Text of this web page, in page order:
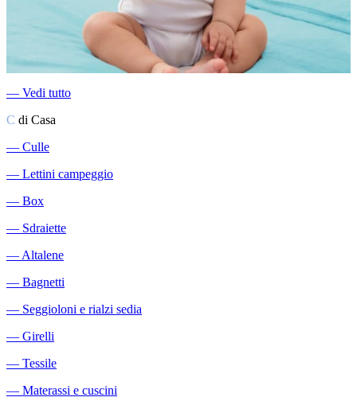
― Vedi tutto
C di Casa
― Culle
― Lettini campeggio
― Box
― Sdraiette
―Altalene
― Bagnetti
― Seggioloni e rialzi sedia
― Girelli
― Tessile
― Materassi e cuscini